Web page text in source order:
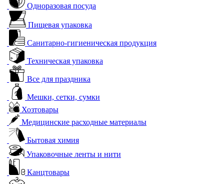
Одноразовая посуда
Пищевая упаковка
Санитарно-гигиеническая продукция
Техническая упаковка
Все для праздника
Мешки, сетки, сумки
Хозтовары
Медицинские расходные материалы
Бытовая химия
Упаковочные ленты и нити
Канцтовары